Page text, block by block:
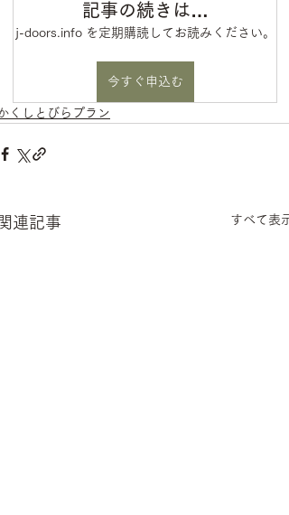
記事の続きは…
j-doors.info を定期購読してお読みください。
今すぐ申込む
くしとびらプラン
連記事 すべて表示